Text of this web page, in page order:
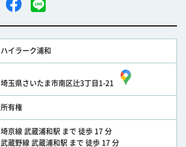
ハイラーク浦和
埼玉県さいたま市南区辻3丁目1-21
所有権
埼京線 武蔵浦和駅 まで 徒歩 17 分
武蔵野線 武蔵浦和駅 まで 徒歩 17 分